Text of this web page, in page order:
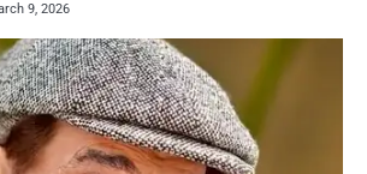
9, 2026